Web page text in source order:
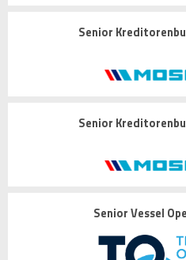
Senior
Senior
Senior Vessel